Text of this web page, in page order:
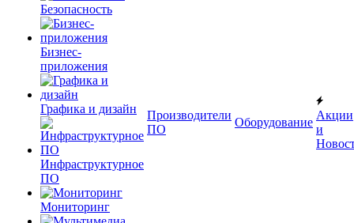
Безопасность
Бизнес-
приложения
Графика и дизайн
Инфраструктурное
ПО
Мониторинг
Производители
ПО
Оборудование
Акции
и